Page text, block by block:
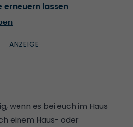
erneuern lassen
wenn es bei euch im Haus
einem Haus- oder